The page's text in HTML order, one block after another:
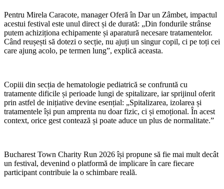
Pentru Mirela Caracote, manager Oferă în Dar un Zâmbet, impactul
acestui festival este unul direct și de durată: „Din fondurile strânse
putem achiziționa echipamente și aparatură necesare tratamentelor.
Când reușești să dotezi o secție, nu ajuți un singur copil, ci pe toți cei
care ajung acolo, pe termen lung”, explică aceasta.
Copiii din secția de hematologie pediatrică se confruntă cu
tratamente dificile și perioade lungi de spitalizare, iar sprijinul oferit
prin astfel de inițiative devine esențial: „Spitalizarea, izolarea și
tratamentele își pun amprenta nu doar fizic, ci și emoțional. În acest
context, orice gest contează și poate aduce un plus de normalitate.”
Bucharest Town Charity Run 2026 își propune să fie mai mult decât
un festival, devenind o platformă de implicare în care fiecare
participant contribuie la o schimbare reală.